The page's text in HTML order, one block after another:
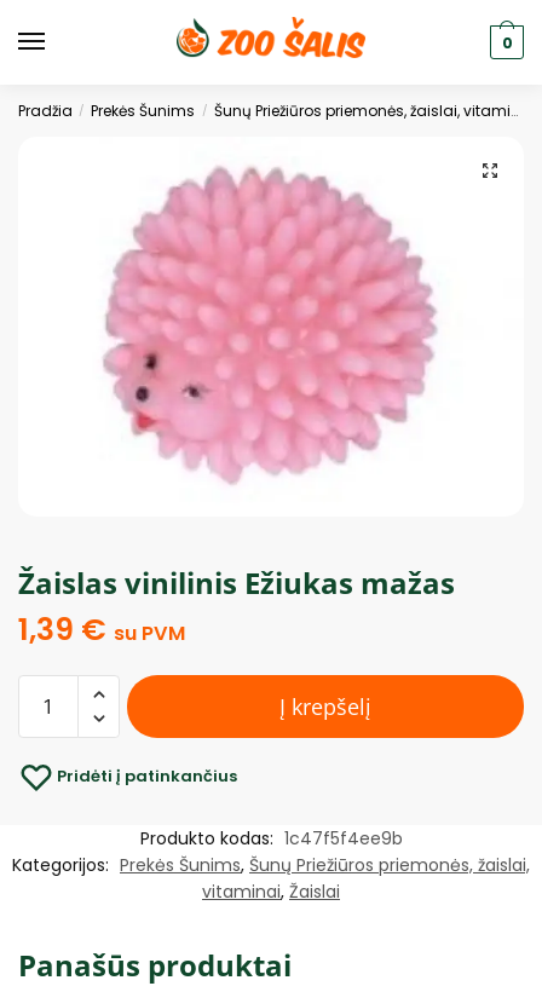
0
Pradžia / Prekės Šunims / Šunų Priežiūros priemonės, žaislai, vitaminai
Žaislas vinilinis Ežiukas mažas
1,39 € su PVM
Į krepšelį
Pridėti į patinkančius
Produkto kodas: 1c47f5f4ee9b
Kategorijos: Prekės Šunims, Šunų Priežiūros priemonės, žaislai,
vitaminai, Žaislai
Panašūs produktai